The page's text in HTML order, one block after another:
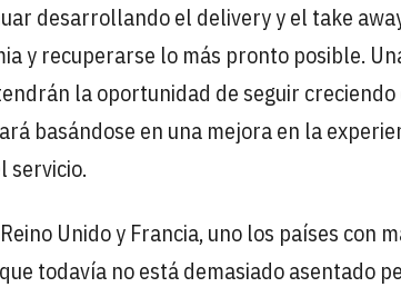
desarrollando el delivery y el take
y recuperarse lo más pronto posible.
la oportunidad de seguir
basándose en una mejora en la
servicio.
Unido y Francia, uno los países con
todavía no está demasiado asentado